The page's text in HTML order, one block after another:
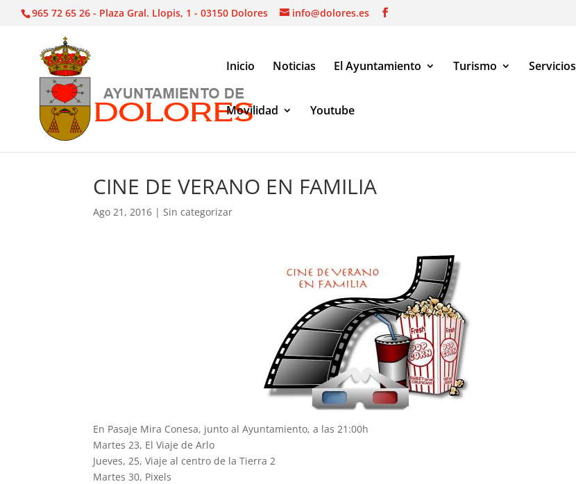
965 72 65 26 - Plaza Gral. Llopis, 1 - 03150 Dolores info@dolores.es
Inicio Noticias El Ayuntamiento Turismo Servicios
Movilidad Youtube
CINE DE VERANO EN FAMILIA
Ago 21, 2016 |Sin categorizar
En Pasaje Mira Conesa, junto al Ayuntamiento, a las 21:00h
Martes 23, El Viaje de Arlo
Jueves, 25, Viaje al centro de la Tierra 2
Martes 30, Pixels